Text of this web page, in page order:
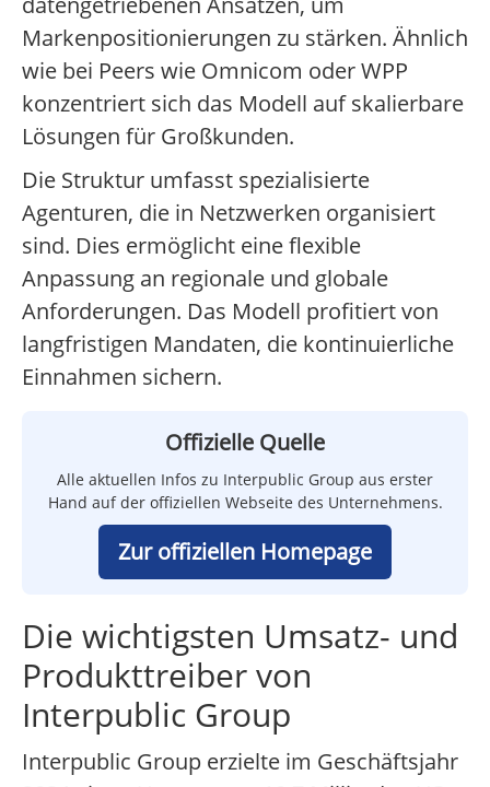
Markenpositionierungen zu stärken. Ähnlich
wie bei Peers wie Omnicom oder WPP
konzentriert sich das Modell auf skalierbare
Lösungen für Großkunden.
Die Struktur umfasst spezialisierte
Agenturen, die in Netzwerken organisiert
sind. Dies ermöglicht eine flexible
Anpassung an regionale und globale
Anforderungen. Das Modell profitiert von
langfristigen Mandaten, die kontinuierliche
Einnahmen sichern.
Offizielle Quelle
Alle aktuellen Infos zu Interpublic Group aus erster
Hand auf der offiziellen Webseite des Unternehmens.
Zur offiziellen Homepage
Die wichtigsten Umsatz- und
Produkttreiber von
Interpublic Group
Interpublic Group erzielte im Geschäftsjahr